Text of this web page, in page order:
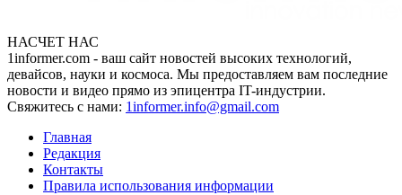
НАСЧЕТ НАС
1informer.com - ваш сайт новостей высоких технологий,
девайсов, науки и космоса. Мы предоставляем вам последние
новости и видео прямо из эпицентра IT-индустрии.
Свяжитесь с нами: 1informer.info@gmail.com
Главная
Редакция
Контакты
Правила использования информации